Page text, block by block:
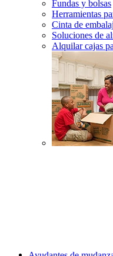
Fundas y bolsas
Herramientas
Cinta de
Soluciones de
Alquilar cajas